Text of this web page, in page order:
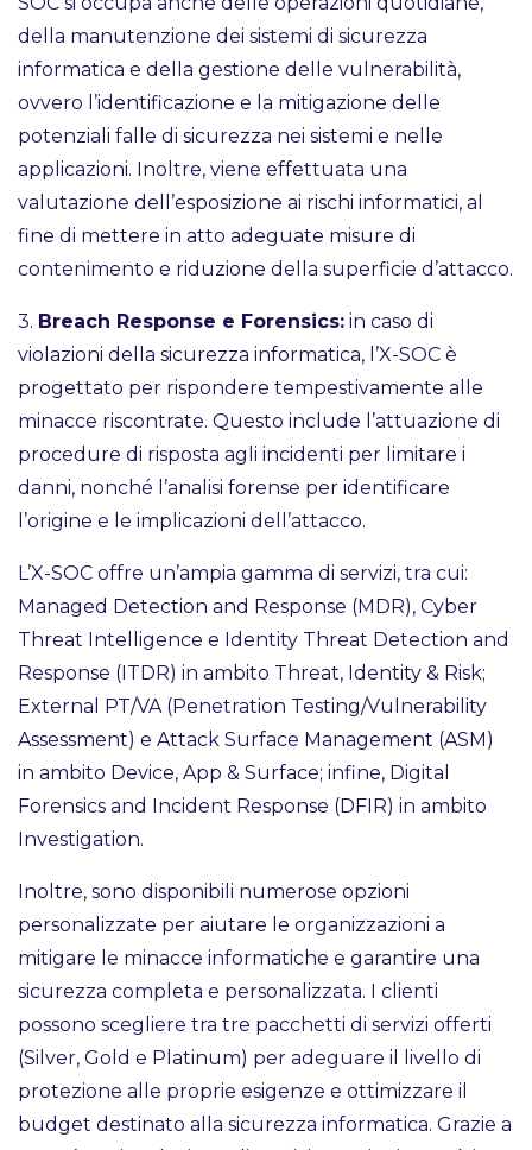
della manutenzione dei sistemi di sicurezza
informatica e della gestione delle vulnerabilità,
ovvero l’identificazione e la mitigazione delle
potenziali falle di sicurezza nei sistemi e nelle
applicazioni. Inoltre, viene effettuata una
valutazione dell’esposizione ai rischi informatici, al
fine di mettere in atto adeguate misure di
contenimento e riduzione della superficie d’attacco.
3. Breach Response e Forensics: in caso di
violazioni della sicurezza informatica, l’X-SOC è
progettato per rispondere tempestivamente alle
minacce riscontrate. Questo include l’attuazione di
procedure di risposta agli incidenti per limitare i
danni, nonché l’analisi forense per identificare
l’origine e le implicazioni dell’attacco.
L’X-SOC offre un’ampia gamma di servizi, tra cui:
Managed Detection and Response (MDR), Cyber
Threat Intelligence e Identity Threat Detection and
Response (ITDR) in ambito Threat, Identity & Risk;
External PT/VA (Penetration Testing/Vulnerability
Assessment) e Attack Surface Management (ASM)
in ambito Device, App & Surface; infine, Digital
Forensics and Incident Response (DFIR) in ambito
Investigation.
Inoltre, sono disponibili numerose opzioni
personalizzate per aiutare le organizzazioni a
mitigare le minacce informatiche e garantire una
sicurezza completa e personalizzata. I clienti
possono scegliere tra tre pacchetti di servizi offerti
(Silver, Gold e Platinum) per adeguare il livello di
protezione alle proprie esigenze e ottimizzare il
budget destinato alla sicurezza informatica. Grazie a